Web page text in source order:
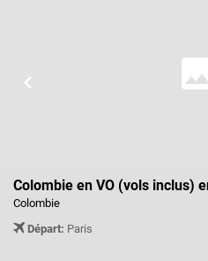
Colombie en VO (vols inclus)
Colombie
Départ: Paris